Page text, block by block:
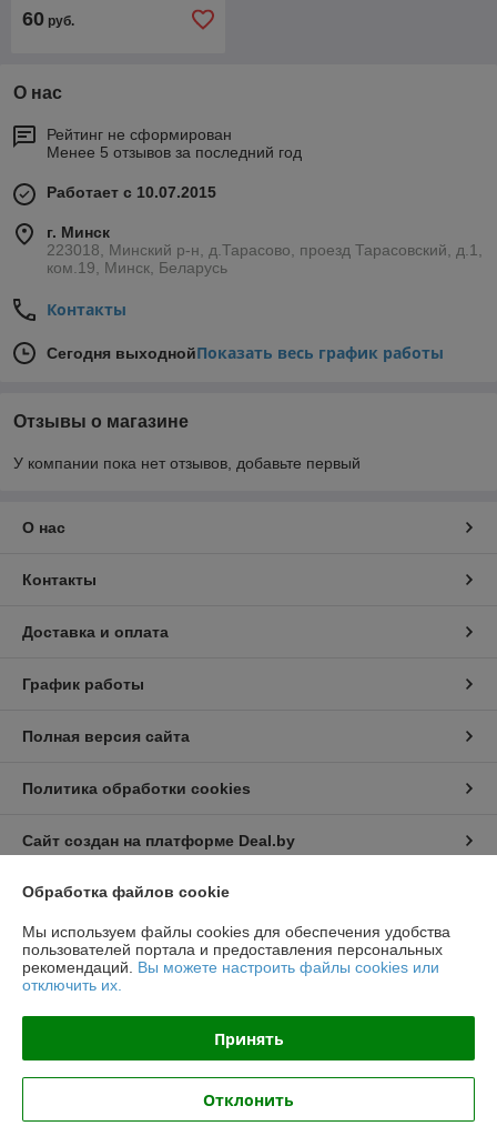
60 руб.
О нас
Рейтинг не сформирован
Менее 5 отзывов за последний год
Работает с 10.07.2015
г. Минск
223018, Минский р-н, д.Тарасово, проезд Тарасовский, д.1,
ком.19, Минск, Беларусь
Контакты
Сегодня выходнойПоказать весь график работы
Отзывы о магазине
У компании пока нет отзывов, добавьте первый
О нас
Контакты
Доставка и оплата
График работы
Полная версия сайта
Политика обработки cookies
Сайт создан на платформе Deal.by
Юридическое лицо:ООО "ГлавСнаб"
223018, РБ, Минская обл., Минский р-н, д. Тарасово, проезд
Тарасовский, д. 1, ком.19.
Регистрационный номер ЕГР: 691814260
Регистрационный орган: Минский райисполком
Дата регистрации компании: 23.06.2016
Обработка файлов cookie
Мы используем файлы cookies для обеспечения удобства
пользователей портала и предоставления персональных
рекомендаций. Вы можете настроить файлы cookies или
отключить их.
Принять
Отклонить